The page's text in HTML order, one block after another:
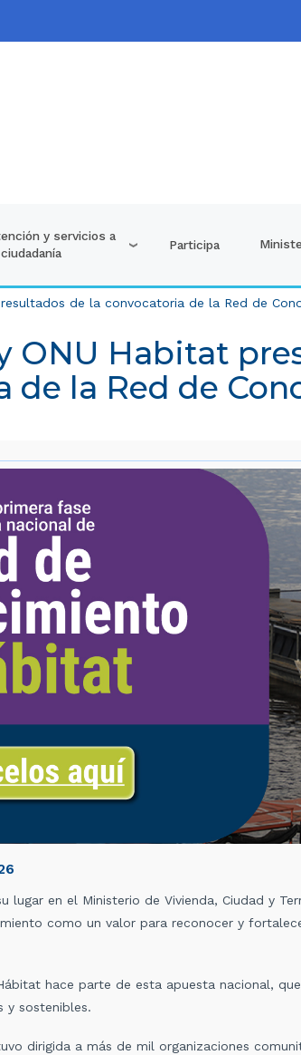
y servicios a
Participa
resultados de la convocatoria de la Red de
ONU Habitat
de la Red de
lugar en el Ministerio de Vivienda, Ciudad y
como un valor para reconocer y
hace parte de esta apuesta nacional,
y sostenibles.
dirigida a más de mil organizaciones